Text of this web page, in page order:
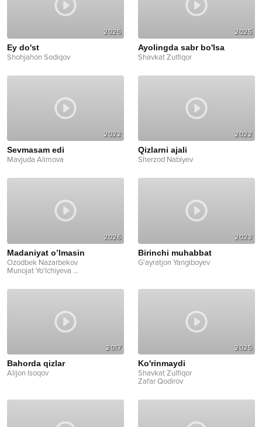
2025
Ey do'st
Shohjahon Sodiqov
2025
Ayolingda sabr bo'lsa
Shavkat Zulfiqor
2022
Sevmasam edi
Mavjuda Alimova
2022
Qizlarni ajali
Sherzod Nabiyev
2026
Madaniyat o’lmasin
Ozodbek Nazarbekov
Munojat Yo'lchiyeva ...
2023
Birinchi muhabbat
G'ayratjon Yangiboyev
2017
Bahorda qizlar
Alijon Isoqov
2025
Ko'rinmaydi
Shavkat Zulfiqor
Zafar Qodirov